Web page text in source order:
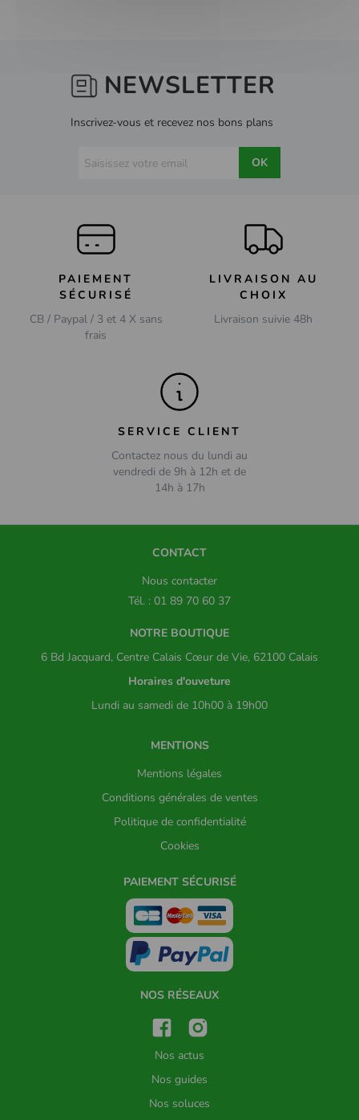
NEWSLETTER
Inscrivez-vous et recevez nos bons plans
OK
PAIEMENT
SÉCURISÉ
CB / Paypal / 3 et 4 X sans
frais
LIVRAISON AU
CHOIX
Livraison suivie 48h
SERVICE CLIENT
Contactez nous du lundi au
vendredi de 9h à 12h et de
14h à 17h
CONTACT
Nous contacter
Tél. : 01 89 70 60 37
NOTRE BOUTIQUE
6 Bd Jacquard, Centre Calais Cœur de Vie, 62100 Calais
Horaires d'ouveture
Lundi au samedi de 10h00 à 19h00
MENTIONS
Mentions légales
Conditions générales de ventes
Politique de confidentialité
Cookies
PAIEMENT SÉCURISÉ
NOS RÉSEAUX
Nos actus
Nos guides
Nos soluces